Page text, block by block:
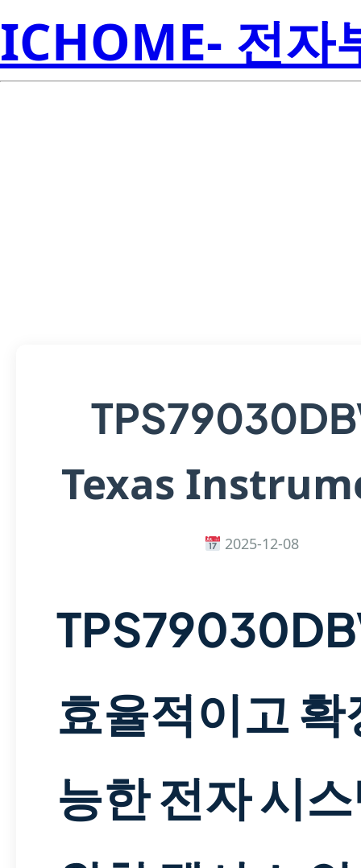
ICHOME- 전자
Texas
2025-12-08
효율적이고 확
능한 전자 시